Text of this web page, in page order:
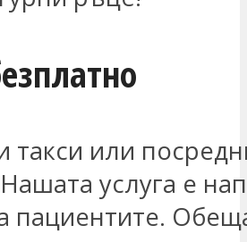
такси или
услуга е
пациентите.